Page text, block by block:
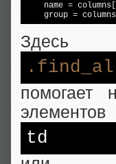
    name = columns[
group =
Здесь
помогает
элементов
td